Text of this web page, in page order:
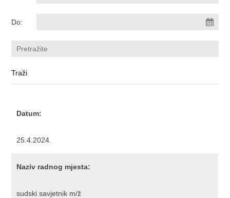
Do:
Datum:
25.4.2024.
Naziv radnog mjesta:
sudski savjetnik m/ž